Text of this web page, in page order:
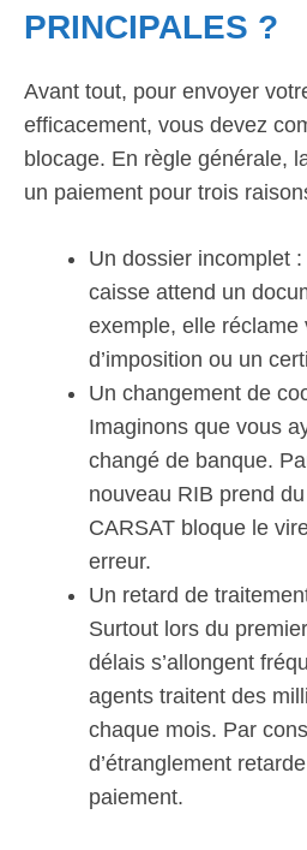
PRINCIPALES ?
Avant tout, pour envoyer
efficacement, vous devez
blocage. En règle générale,
un paiement pour trois
Un dossier incomplet
caisse attend un
exemple, elle réclame
d’imposition ou un
Un changement de
Imaginons que vous
changé de banque.
nouveau RIB prend
CARSAT bloque le
erreur.
Un retard de
Surtout lors du
délais s’allongent
agents traitent des
chaque mois. Par
d’étranglement
paiement.